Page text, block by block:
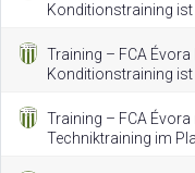
Konditionstraining ist
Training – FCA
Konditionstraining ist
Training – FCA Évora
Techniktraining im